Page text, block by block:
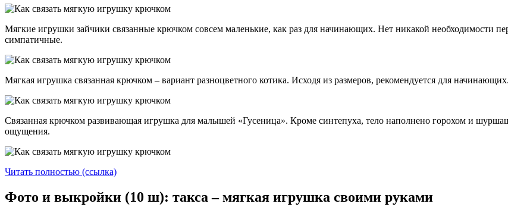
Мягкие игрушки зайчики связанные крючком совсем маленькие, как раз для начинающих. Нет никакой необходимости
симпатичные.
Мягкая игрушка связанная крючком – вариант разноцветного котика. Исходя из размеров, рекомендуется для начинающих.
Связанная крючком развивающая игрушка для малышей «Гусеница». Кроме синтепуха, тело наполнено горохом и
ощущения.
Читать полностью (ссылка)
Фото и выкройки (10 ш): такса – мягкая игрушка своими руками